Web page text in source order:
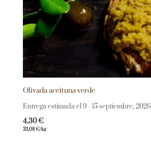
Olivada aceituna verde
Entrega estimada el 9 - 15 septiembre, 2026
4,30€
33,08€/kg